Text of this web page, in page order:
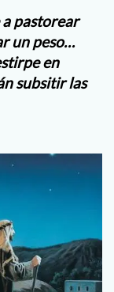
pastorear
un peso…
en
subsitir las